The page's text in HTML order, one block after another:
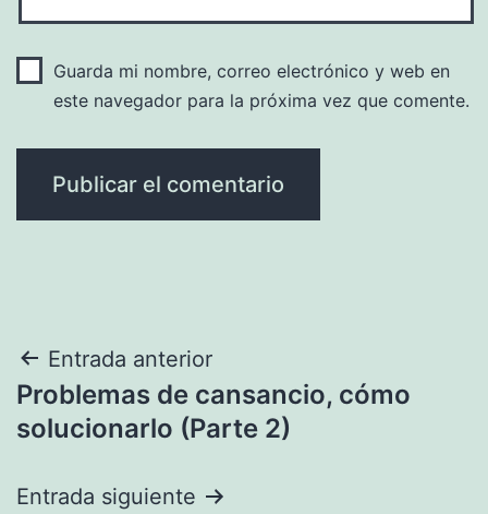
Guarda mi nombre, correo electrónico y web en
este navegador para la próxima vez que comente.
Navegación
de
Entrada anterior
Problemas de cansancio, cómo
solucionarlo (Parte 2)
Entrada siguiente